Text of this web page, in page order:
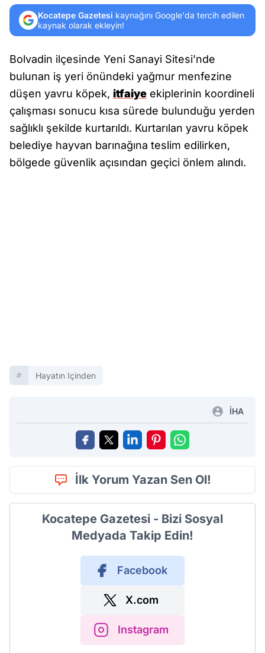
Kocatepe Gazetesi kaynağını Google'da tercih edilen
kaynak olarak ekleyin!
Bolvadin ilçesinde Yeni Sanayi Sitesi’nde
bulunan iş yeri önündeki yağmur menfezine
düşen yavru köpek, itfaiye ekiplerinin koordineli
çalışması sonucu kısa sürede bulunduğu yerden
sağlıklı şekilde kurtarıldı. Kurtarılan yavru köpek
belediye hayvan barınağına teslim edilirken,
bölgede güvenlik açısından geçici önlem alındı.
Hayatın Içinden
İHA
İlk Yorum Yazan Sen Ol!
Kocatepe Gazetesi - Bizi Sosyal
Medyada Takip Edin!
Facebook
X.com
Instagram